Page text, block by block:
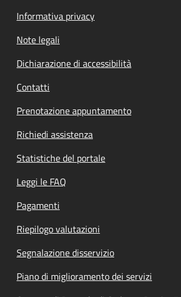
Informativa privacy
Note legali
Dichiarazione di accessibilità
Contatti
Prenotazione appuntamento
Richiedi assistenza
Statistiche del portale
Leggi le FAQ
Pagamenti
Riepilogo valutazioni
Segnalazione disservizio
Piano di miglioramento dei servizi